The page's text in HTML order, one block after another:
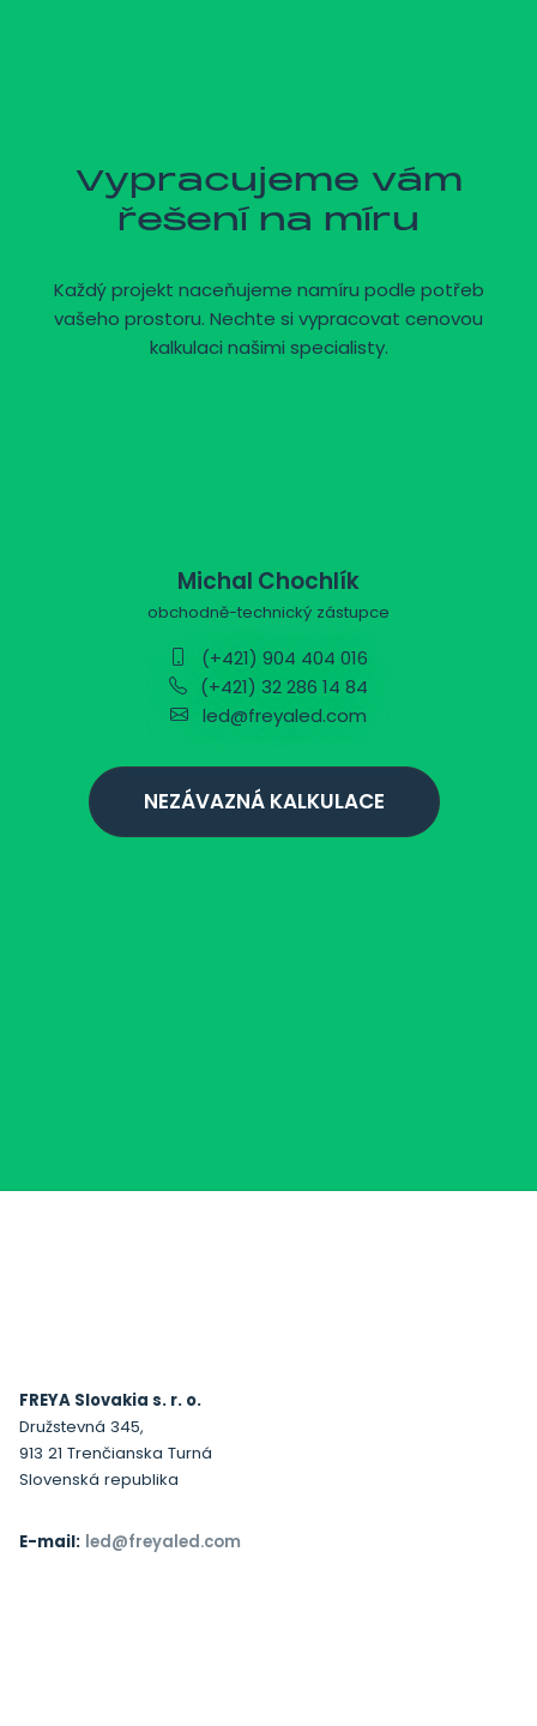
Vypracujeme vám
řešení na míru
Každý projekt naceňujeme namíru podle potřeb
vašeho prostoru. Nechte si vypracovat cenovou
kalkulaci našimi specialisty.
Michal Chochlík
obchodně-technický zástupce
(+421) 904 404 016
(+421) 32 286 14 84
led@freyaled.com
NEZÁVAZNÁ KALKULACE
FREYA Slovakia s. r. o.
Družstevná 345,
913 21 Trenčianska Turná
Slovenská republika
E-mail: led@freyaled.com